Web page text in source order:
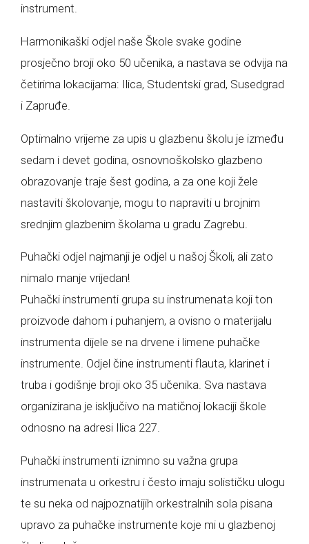
instrument.
Harmonikaški odjel naše Škole svake godine
prosječno broji oko 50 učenika, a nastava se odvija na
četirima lokacijama: Ilica, Studentski grad, Susedgrad
i Zapruđe.
Optimalno vrijeme za upis u glazbenu školu je između
sedam i devet godina, osnovnoškolsko glazbeno
obrazovanje traje šest godina, a za one koji žele
nastaviti školovanje, mogu to napraviti u brojnim
srednjim glazbenim školama u gradu Zagrebu.
Puhački odjel najmanji je odjel u našoj Školi, ali zato
nimalo manje vrijedan!
Puhački instrumenti grupa su instrumenata koji ton
proizvode dahom i puhanjem, a ovisno o materijalu
instrumenta dijele se na drvene i limene puhačke
instrumente. Odjel čine instrumenti flauta, klarinet i
truba i godišnje broji oko 35 učenika. Sva nastava
organizirana je isključivo na matičnoj lokaciji škole
odnosno na adresi Ilica 227.
Puhački instrumenti iznimno su važna grupa
instrumenata u orkestru i često imaju solističku ulogu
te su neka od najpoznatijih orkestralnih sola pisana
upravo za puhačke instrumente koje mi u glazbenoj